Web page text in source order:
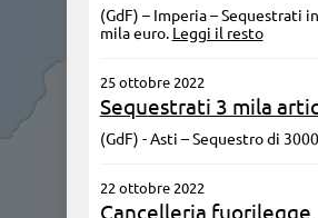
(GdF) – Imperia – Sequestrati
mila euro. Leggi il resto
25 ottobre 2022
Sequestrati 3 mila
(GdF) - Asti – Sequestro di
22 ottobre 2022
Cancelleria